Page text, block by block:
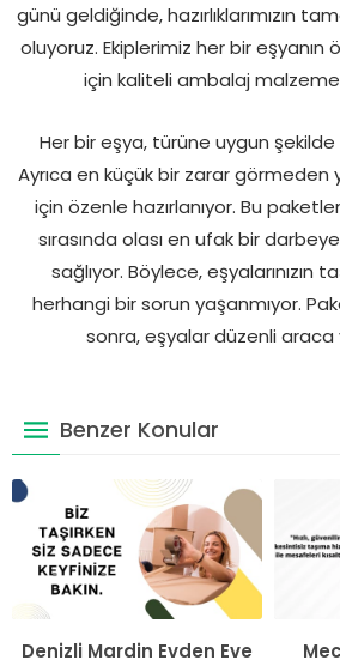
günü geldiğinde, hazırlıklarımızın
oluyoruz. Ekiplerimiz her bir
için kaliteli ambalaj
Her bir eşya, türüne uygun şekilde
Ayrıca en küçük bir zarar görmeden
için özenle hazırlanıyor. Bu
sırasında olası en ufak bir
sağlıyor. Böylece, eşyalarınızın
herhangi bir sorun yaşanmıyor.
sonra, eşyalar düzenli araca
Benzer Konular
Denizli Mardin Evden Eve